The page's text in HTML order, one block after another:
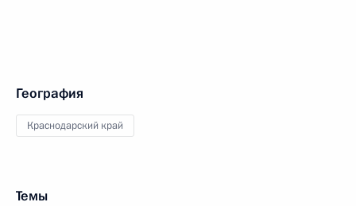
География
Краснодарский край
Темы